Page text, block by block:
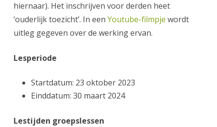
hiernaar). Het inschrijven voor derden heet
‘ouderlijk toezicht’. In een Youtube-filmpje wordt
uitleg gegeven over de werking ervan.
Lesperiode
Startdatum: 23 oktober 2023
Einddatum: 30 maart 2024
Lestijden groepslessen